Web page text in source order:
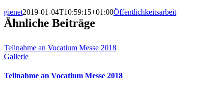
gienet2019-01-04T10:59:15+01:00Öffentlichkeitsarbeit|
Ähnliche Beiträge
Teilnahme an Vocatium Messe 2018
Gallerie
Teilnahme an Vocatium Messe 2018